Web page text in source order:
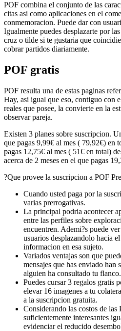
POF combina el conjunto de las
citas asi­ como aplicaciones en el
conmemoracion. Puede dar con
Igualmente puedes desplazarte por
cruz o tilde si te gustaria que
cobrar partidos diariamente.
POF gratis
POF resulta una de estas paginas
Hay, asi­ igual que eso, contiguo con
reales que posee, la convierte en la
observar pareja.
Existen 3 planes sobre suscripcion.
que pagas 9,99€ al mes ( 79,92€) en
pagas 12,75€ al mes ( 51€ en total)
acerca de 2 meses en el que pagas
?Que provee la suscripcion a POF
Cuando usted paga por la
varias prerrogativas.
La principal podri­a acontecer
entre las perfiles sobre
encuentren. Ademi?s puede
usuarios desplazandolo hacia
informacion en esa sujeto.
Variados ventajas son que
mensajes que has enviado han
alguien ha consultado tu flanco.
Puedes cursar 3 regalos gratis
elevar 16 imagenes a tu
a la suscripcion gratuita.
Considerando las costos de las
suficientemente interesantes
evidenciar el reducido